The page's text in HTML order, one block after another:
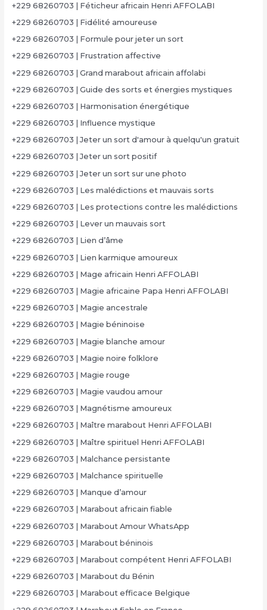
+229 68260703 | Féticheur africain Henri AFFOLABI
+229 68260703 | Fidélité amoureuse
+229 68260703 | Formule pour jeter un sort
+229 68260703 | Frustration affective
+229 68260703 | Grand marabout africain affolabi
+229 68260703 | Guide des sorts et énergies mystiques
+229 68260703 | Harmonisation énergétique
+229 68260703 | Influence mystique
+229 68260703 | Jeter un sort d'amour à quelqu'un gratuit
+229 68260703 | Jeter un sort positif
+229 68260703 | Jeter un sort sur une photo
+229 68260703 | Les malédictions et mauvais sorts
+229 68260703 | Les protections contre les malédictions
+229 68260703 | Lever un mauvais sort
+229 68260703 | Lien d’âme
+229 68260703 | Lien karmique amoureux
+229 68260703 | Mage africain Henri AFFOLABI
+229 68260703 | Magie africaine Papa Henri AFFOLABI
+229 68260703 | Magie ancestrale
+229 68260703 | Magie béninoise
+229 68260703 | Magie blanche amour
+229 68260703 | Magie noire folklore
+229 68260703 | Magie rouge
+229 68260703 | Magie vaudou amour
+229 68260703 | Magnétisme amoureux
+229 68260703 | Maître marabout Henri AFFOLABI
+229 68260703 | Maître spirituel Henri AFFOLABI
+229 68260703 | Malchance persistante
+229 68260703 | Malchance spirituelle
+229 68260703 | Manque d’amour
+229 68260703 | Marabout africain fiable
+229 68260703 | Marabout Amour WhatsApp
+229 68260703 | Marabout béninois
+229 68260703 | Marabout compétent Henri AFFOLABI
+229 68260703 | Marabout du Bénin
+229 68260703 | Marabout efficace Belgique